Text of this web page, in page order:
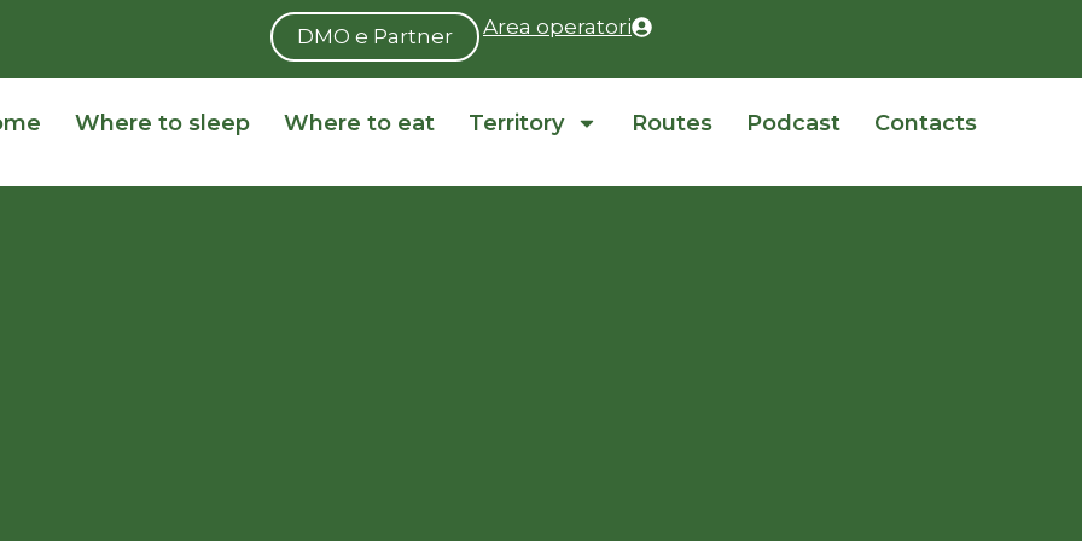
DMO e Partner Area operatori
Where to sleep Where to eat Territory Routes Podcast Contacts